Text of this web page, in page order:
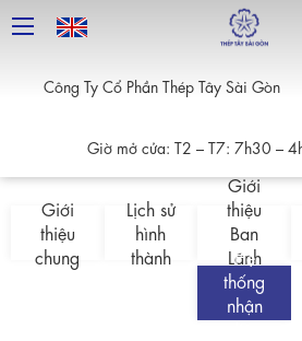
Công Ty Cổ Phần Thép Tây Sài Gòn
Giờ mở cửa: T2 – T7: 7h30 –
Giới
Giới
thiệu
chung
Lịch sử
hình
thành
Giới
thiệu
Ban
Lãnh
Đạo
Hệ
thống
nhận
diện